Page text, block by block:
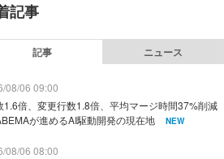
記事
記事 ニュース
08/06 09:00
1.6倍、変更行数1.8倍、平均マージ時間37%削減
が進めるAI駆動開発の現在地
NEW
08/06 08:00